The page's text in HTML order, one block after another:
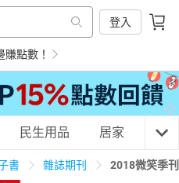
登入
點數！
民生用品 居家 3C
書 雜誌期刊 2018微笑季